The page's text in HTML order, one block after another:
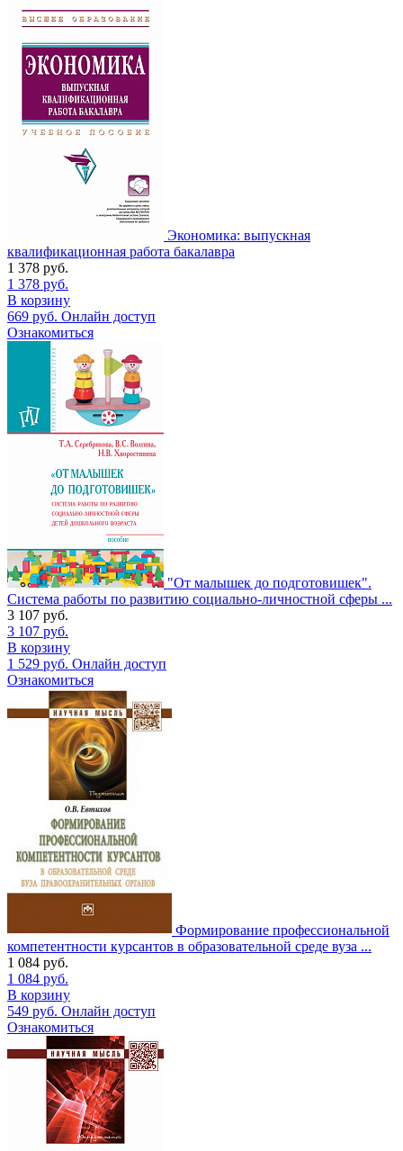
Экономика: выпускная
квалификационная работа бакалавра
1 378 руб.
1 378 руб.
В корзину
669 руб. Онлайн доступ
Ознакомиться
"От малышек до подготовишек".
Система работы по развитию социально-личностной сферы ...
3 107 руб.
3 107 руб.
В корзину
1 529 руб. Онлайн доступ
Ознакомиться
Формирование профессиональной
компетентности курсантов в образовательной среде вуза ...
1 084 руб.
1 084 руб.
В корзину
549 руб. Онлайн доступ
Ознакомиться